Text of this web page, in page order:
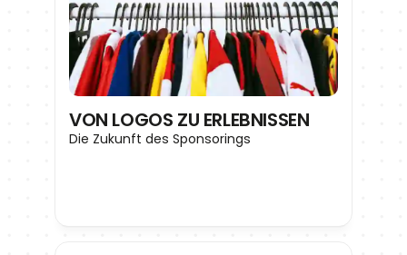
VON LOGOS ZU ERLEBNISSEN
Die Zukunft des Sponsorings